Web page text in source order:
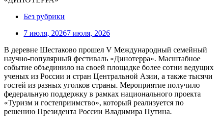
Без рубрики
7 июля, 20267 июля, 2026
В деревне Шестаково прошел V Международный семейный
научно-популярный фестиваль «Динотерра». Масштабное
событие объединило на своей площадке более сотни ведущих
ученых из России и стран Центральной Азии, а также тысячи
гостей из разных уголков страны. Мероприятие получило
федеральную поддержку в рамках национального проекта
«Туризм и гостеприимство», который реализуется по
решению Президента России Владимира Путина.